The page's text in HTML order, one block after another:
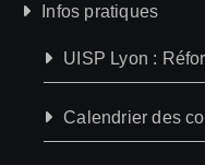
Infos pratiques
UISP Lyon :
Calendrier des